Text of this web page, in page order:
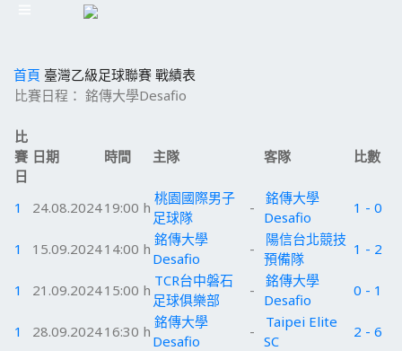
首頁 臺灣乙級足球聯賽 戰績表
比賽日程： 銘傳大學Desafio
比
賽
日
日期 時間 主隊 客隊 比數
1 24.08.202419:00 h
桃園國際男子
足球隊
-
銘傳大學
Desafio
1 - 0
1 15.09.202414:00 h
銘傳大學
Desafio
-
陽信台北競技
預備隊
1 - 2
1 21.09.202415:00 h
TCR台中磐石
足球俱樂部
-
銘傳大學
Desafio
0 - 1
1 28.09.202416:30 h
銘傳大學
Desafio
-
Taipei Elite
SC
2 - 6